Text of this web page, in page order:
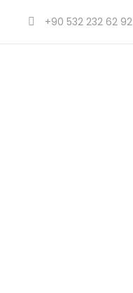
+90 532 232 62 92